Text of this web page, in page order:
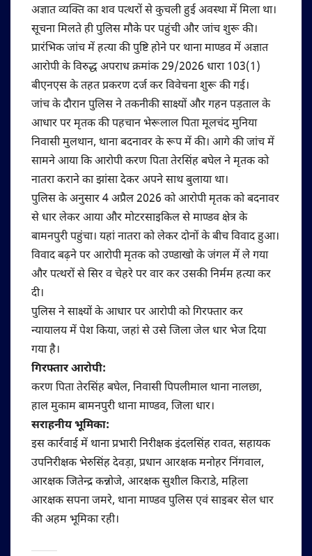
अज्ञात व्यक्ति का शव पत्थरों से कुचली हुई अवस्था में मिला था।
सूचना मिलते ही पुलिस मौके पर पहुंची और जांच शुरू की।
प्रारंभिक जांच में हत्या की पुष्टि होने पर थाना माण्डव में अज्ञात
आरोपी के विरुद्ध अपराध क्रमांक 29/2026 धारा 103(1)
बीएनएस के तहत प्रकरण दर्ज कर विवेचना शुरू की गई।
जांच के दौरान पुलिस ने तकनीकी साक्ष्यों और गहन पड़ताल के
आधार पर मृतक की पहचान भेरूलाल पिता मूलचंद मुनिया
निवासी मुलथान, थाना बदनावर के रूप में की। आगे की जांच में
सामने आया कि आरोपी करण पिता तेरसिंह बघेल ने मृतक को
नातरा कराने का झांसा देकर अपने साथ बुलाया था।
पुलिस के अनुसार 4 अप्रैल 2026 को आरोपी मृतक को बदनावर
से धार लेकर आया और मोटरसाइकिल से माण्डव क्षेत्र के
बामनपुरी पहुंचा। यहां नातरा को लेकर दोनों के बीच विवाद हुआ।
विवाद बढ़ने पर आरोपी मृतक को उण्डाखो के जंगल में ले गया
और पत्थरों से सिर व चेहरे पर वार कर उसकी निर्मम हत्या कर
दी।
पुलिस ने साक्ष्यों के आधार पर आरोपी को गिरफ्तार कर
न्यायालय में पेश किया, जहां से उसे जिला जेल धार भेज दिया
गया है।
गिरफ्तार आरोपी:
करण पिता तेरसिंह बघेल, निवासी पिपलीमाल थाना नालछा,
हाल मुकाम बामनपुरी थाना माण्डव, जिला धार।
सराहनीय भूमिका:
इस कार्रवाई में थाना प्रभारी निरीक्षक इंदलसिंह रावत, सहायक
उपनिरीक्षक भेरुसिंह देवड़ा, प्रधान आरक्षक मनोहर निंगवाल,
आरक्षक जितेन्द्र कन्नोजे, आरक्षक सुशील किराडे, महिला
आरक्षक सपना जमरे, थाना माण्डव पुलिस एवं साइबर सेल धार
की अहम भूमिका रही।